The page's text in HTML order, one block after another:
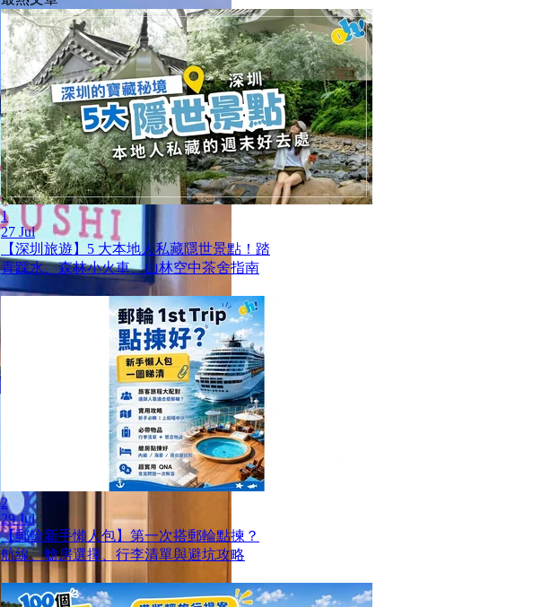
1
27 Jul
【深圳旅遊】5 大本地人私藏隱世景點！踏
青踩水、森林小火車、山林空中茶舍指南
2
29 Jul
【郵輪新手懶人包】第一次搭郵輪點揀？
航線、艙房選擇、行李清單與避坑攻略